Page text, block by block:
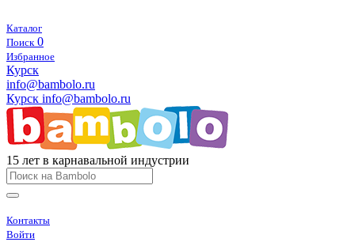
Каталог
Поиск 0
Избранное
Курск
info@bambolo.ru
Курск info@bambolo.ru
15 лет в карнавальной индустрии
Контакты
Войти